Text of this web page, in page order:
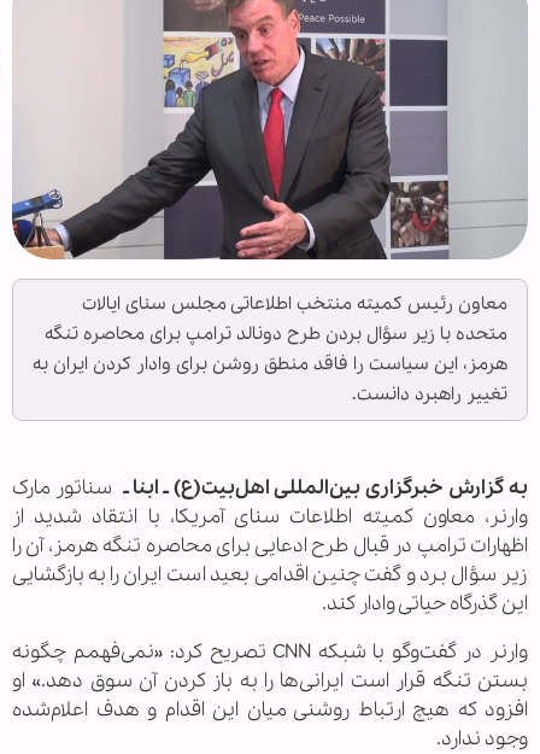
معاون رئیس کمیته منتخب اطلاعاتی مجلس سنای ایالات
متحده با زیر سؤال بردن طرح دونالد ترامپ برای محاصره تنگه
هرمز، این سیاست را فاقد منطق روشن برای وادار کردن ایران به
تغییر راهبرد دانست.
به گزارش خبرگزاری بین‌المللی اهل‌بیت(ع) ـ ابنا ـ سناتور مارک
وارنر، معاون کمیته اطلاعات سنای آمریکا، با انتقاد شدید از
اظهارات ترامپ در قبال طرح ادعایی برای محاصره تنگه هرمز، آن را
زیر سؤال برد و گفت چنین اقدامی بعید است ایران را به بازگشایی
این گذرگاه حیاتی وادار کند.
وارنر در گفت‌وگو با شبکه CNN تصریح کرد: «نمی‌فهمم چگونه
بستن تنگه قرار است ایرانی‌ها را به باز کردن آن سوق دهد.» او
افزود که هیچ ارتباط روشنی میان این اقدام و هدف اعلام‌شده
وجود ندارد.